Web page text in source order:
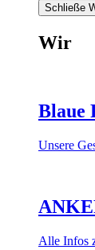
Schließe
Wir
Blaue
Unsere
Alle Infos